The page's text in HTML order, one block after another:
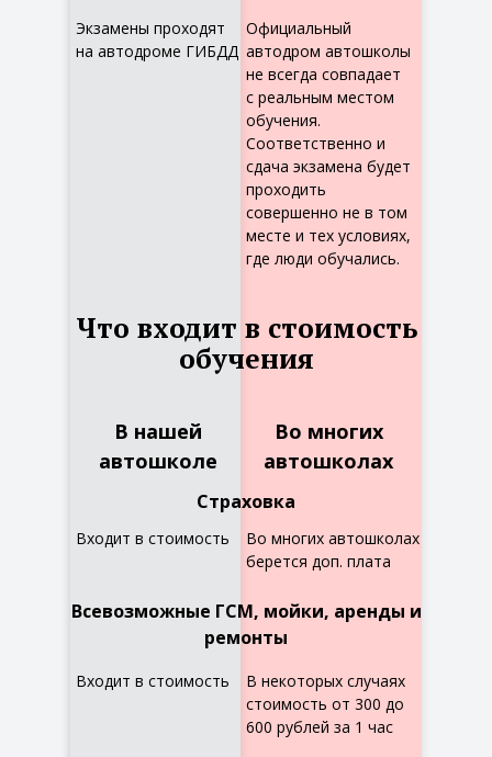
Официальный
автодром автошколы
не всегда совпадает
с реальным местом
обучения.
Соответственно и
сдача экзамена будет
проходить
совершенно не в том
месте и тех условиях,
где люди обучались.
Экзамены проходят
на автодроме ГИБДД
Во многих
автошколах
В нашей
автошколе
Страховка
Всевозможные ГСМ, мойки, аренды и
ремонты
Во многих автошколах
берется доп. плата
Входит в стоимость
В некоторых случаях
стоимость от 300 до
600 рублей за 1 час
Входит в стоимость
Что входит в стоимость
обучения